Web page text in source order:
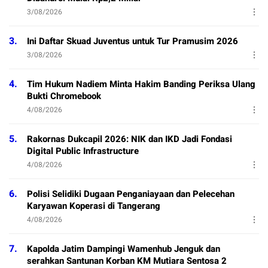
3/08/2026
3. Ini Daftar Skuad Juventus untuk Tur Pramusim 2026
3/08/2026
4.
Tim Hukum Nadiem Minta Hakim Banding Periksa Ulang
Bukti Chromebook
4/08/2026
5.
Rakornas Dukcapil 2026: NIK dan IKD Jadi Fondasi
Digital Public Infrastructure
4/08/2026
6.
Polisi Selidiki Dugaan Penganiayaan dan Pelecehan
Karyawan Koperasi di Tangerang
4/08/2026
7.
Kapolda Jatim Dampingi Wamenhub Jenguk dan
serahkan Santunan Korban KM Mutiara Sentosa 2